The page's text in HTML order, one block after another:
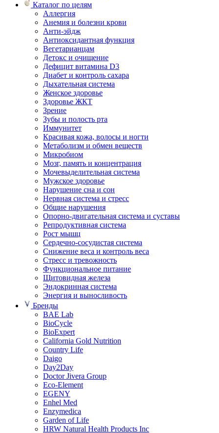
Каталог по целям
Аллергия
Анемия и болезни крови
Анти-эйдж
Антиоксидантная функция
Вегетарианцам
Детокс и очищение
Дефицит витамина D3
Диабет и контроль сахара
Дыхательная система
Женское здоровье
Здоровье ЖКТ
Зрение
Зубы и полость рта
Иммунитет
Красивая кожа, волосы и ногти
Метаболизм и обмен веществ
Микробиом
Мозг, память и концентрация
Мочевыделительная система
Мужское здоровье
Нарушение сна и сон
Нервная система и стресс
Общие нарушения
Опорно-двигательная система и суставы
Репродуктивная система
Рост мышц
Сердечно-сосудистая система
Снижение веса и контроль веса
Стресс и тревожность
Функциональное питание
Щитовидная железа
Эндокринная система
Энергия и выносливость
Бренды
BAE Lab
BioCycle
BioExpert
California Gold Nutrition
Country Life
Daigo
Day2Day
Doctor Jivera Group
Eco-Element
EGENY
Enhel Med
Enzymedica
Garden of Life
HRW Natural Health Products Inc